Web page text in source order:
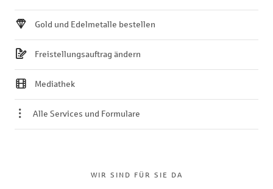
WIR SIND FÜR SIE DA
Gold und Edelmetalle bestellen
Freistellungsauftrag ändern
Mediathek
Alle Services und Formulare